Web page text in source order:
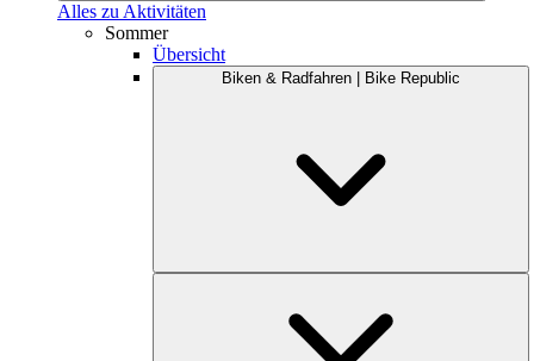
Alles zu Aktivitäten
Sommer
Übersicht
Biken & Radfahren | Bike Republic